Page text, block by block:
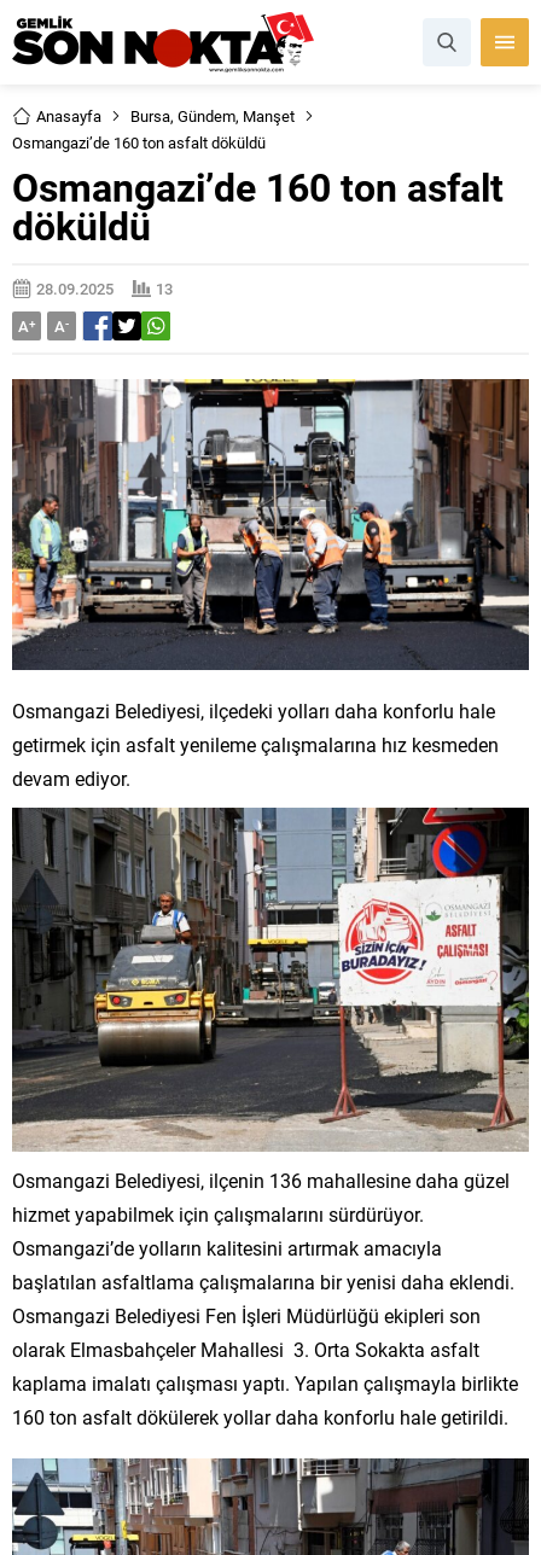
Anasayfa Bursa, Gündem, Manşet
Osmangazi’de 160 ton asfalt döküldü
Osmangazi’de 160 ton asfalt
döküldü
28.09.2025
13
A+ A-
Osmangazi Belediyesi, ilçedeki yolları daha konforlu hale
getirmek için asfalt yenileme çalışmalarına hız kesmeden
devam ediyor.
Osmangazi Belediyesi, ilçenin 136 mahallesine daha güzel
hizmet yapabilmek için çalışmalarını sürdürüyor.
Osmangazi’de yolların kalitesini artırmak amacıyla
başlatılan asfaltlama çalışmalarına bir yenisi daha eklendi.
Osmangazi Belediyesi Fen İşleri Müdürlüğü ekipleri son
olarak Elmasbahçeler Mahallesi 3. Orta Sokakta asfalt
kaplama imalatı çalışması yaptı. Yapılan çalışmayla birlikte
160 ton asfalt dökülerek yollar daha konforlu hale getirildi.